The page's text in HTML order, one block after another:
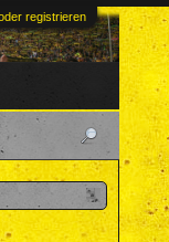
registrieren